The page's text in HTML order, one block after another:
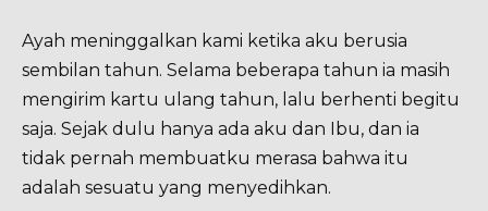
Ayah meninggalkan kami ketika aku berusia
sembilan tahun. Selama beberapa tahun ia masih
mengirim kartu ulang tahun, lalu berhenti begitu
saja. Sejak dulu hanya ada aku dan Ibu, dan ia
tidak pernah membuatku merasa bahwa itu
adalah sesuatu yang menyedihkan.